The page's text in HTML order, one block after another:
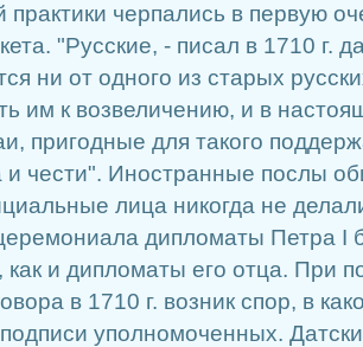
практики черпались в первую
"Русские, - писал в 1710 г.
ни от одного из старых
им к возвеличению, и в
пригодные для такого
и чести". Иностранные послы
лица никогда не
дипломаты Петра I
и дипломаты его отца. При
в 1710 г. возник спор, в
уполномоченных.